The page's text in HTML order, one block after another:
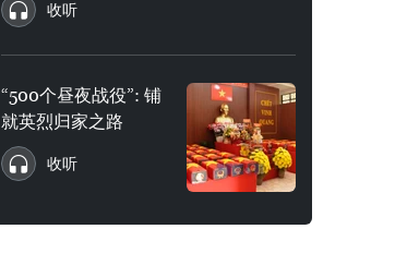
收听
“500个昼夜战役”: 铺
就英烈归家之路
收听